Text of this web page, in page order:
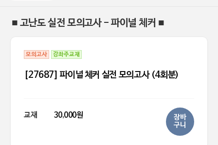
■ 고난도 실전 모의고사 - 파이널 체커 ■
모의고사 강좌주교재
[27687] 파이널 체커 실전 모의고사 (4회분)
교재 30,000원
장바
구니